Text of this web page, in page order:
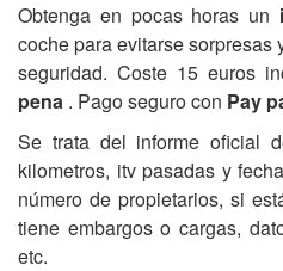
Obtenga en pocas horas un
coche para evitarse sorpresas
seguridad. Coste 15 euros
pena . Pago seguro con Pay
Se trata del informe oficial
kilometros, itv pasadas y
número de propietarios, si
tiene embargos o cargas,
etc.